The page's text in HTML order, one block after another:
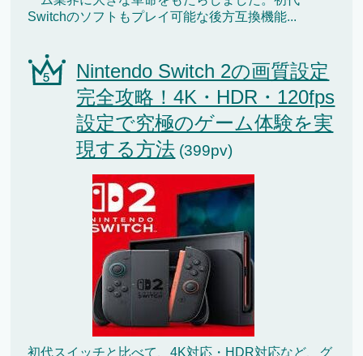
Switchのソフトもプレイ可能な後方互換機能...
Nintendo Switch 2の画質設定
完全攻略！4K・HDR・120fps
設定で究極のゲーム体験を実
現する方法 (399pv)
初代スイッチと比べて、4K対応・HDR対応など、グ